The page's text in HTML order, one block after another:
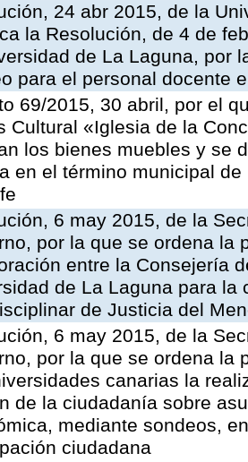
24 abr 2015, de la
la Resolución, de 4 de
de La Laguna, por
para el personal docente
69/2015, 30 abril, por el
Cultural «Iglesia de la
los bienes muebles y se
en el término municipal
6 may 2015, de la
por la que se ordena la
entre la Consejería
de La Laguna para
de Justicia del
6 may 2015, de la
por la que se ordena la
canarias la
de la ciudadanía sobre
mediante sondeos,
ciudadana